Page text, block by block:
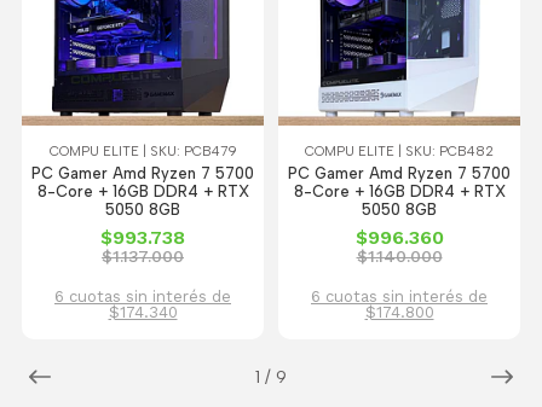
1 / 9
COMPU ELITE | SKU: PCB479
PC Gamer Amd Ryzen 7 5700
8-Core + 16GB DDR4 + RTX
5050 8GB
$993.738
$1.137.000
6 cuotas sin interés de
$174.340
COMPU ELITE | SKU: PCB482
PC Gamer Amd Ryzen 7 5700
8-Core + 16GB DDR4 + RTX
5050 8GB
$996.360
$1.140.000
6 cuotas sin interés de
$174.800